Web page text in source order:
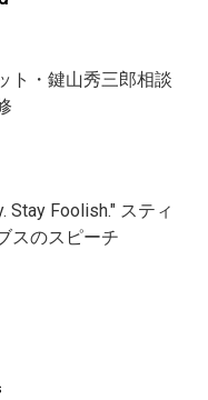
ト・鍵山秀三郎相談
Stay Foolish." スティ
スのスピーチ